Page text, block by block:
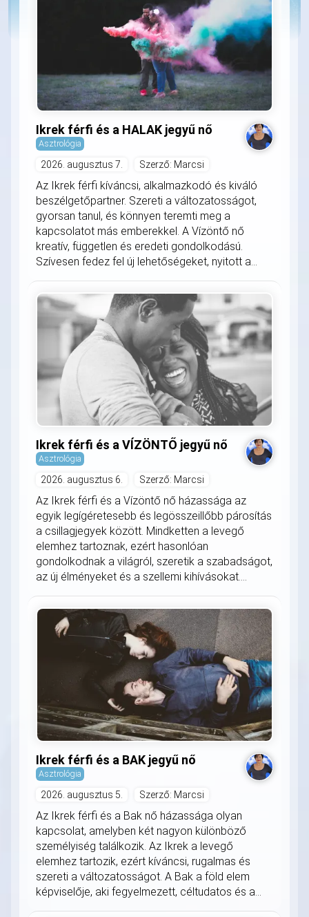
Ikrek férfi és a HALAK jegyű nő
Asztrológia
2026. augusztus 7. Szerző: Marcsi
Az Ikrek férfi kíváncsi, alkalmazkodó és kiváló
beszélgetőpartner. Szereti a változatosságot,
gyorsan tanul, és könnyen teremti meg a
kapcsolatot más emberekkel. A Vízöntő nő
kreatív, független és eredeti gondolkodású.
Szívesen fedez fel új lehetőségeket, nyitott a...
Ikrek férfi és a VÍZÖNTŐ jegyű nő
Asztrológia
2026. augusztus 6. Szerző: Marcsi
Az Ikrek férfi és a Vízöntő nő házassága az
egyik legígéretesebb és legösszeillőbb párosítás
a csillagjegyek között. Mindketten a levegő
elemhez tartoznak, ezért hasonlóan
gondolkodnak a világról, szeretik a szabadságot,
az új élményeket és a szellemi kihívásokat....
Ikrek férfi és a BAK jegyű nő
Asztrológia
2026. augusztus 5. Szerző: Marcsi
Az Ikrek férfi és a Bak nő házassága olyan
kapcsolat, amelyben két nagyon különböző
személyiség találkozik. Az Ikrek a levegő
elemhez tartozik, ezért kíváncsi, rugalmas és
szereti a változatosságot. A Bak a föld elem
képviselője, aki fegyelmezett, céltudatos és a...